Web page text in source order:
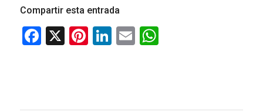
Compartir esta entrada